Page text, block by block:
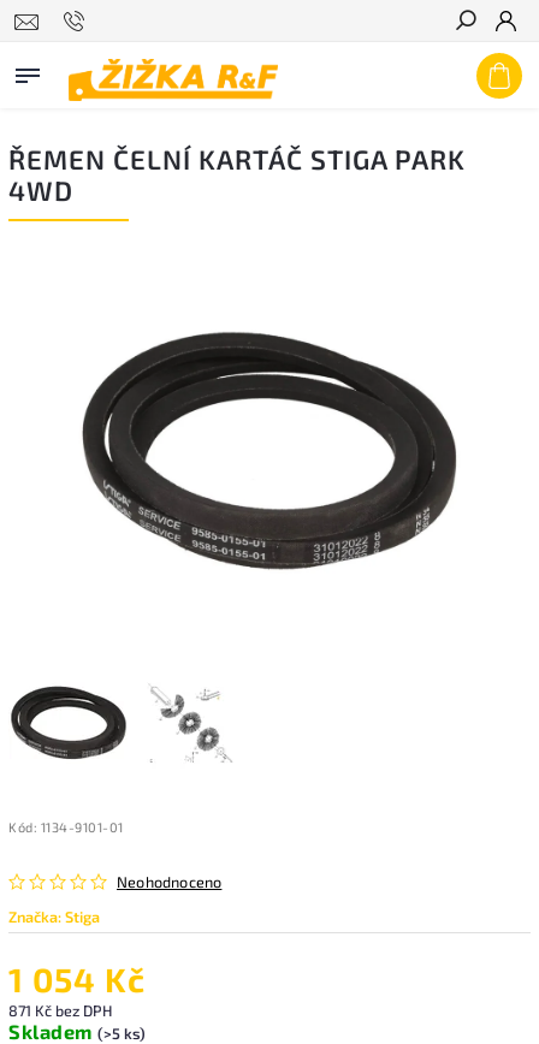
Hledat
ŘEMEN ČELNÍ KARTÁČ STIGA PARK
4WD
Kód: 1134-9101-01
Neohodnoceno
Značka:Stiga
1 054 Kč
871 Kč bez DPH
Skladem (>5 ks)